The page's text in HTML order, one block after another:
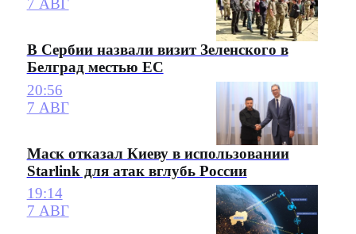
7 АВГ
В Сербии назвали визит Зеленского в
Белград местью ЕС
20:56
7 АВГ
Маск отказал Киеву в использовании
Starlink для атак вглубь России
19:14
7 АВГ